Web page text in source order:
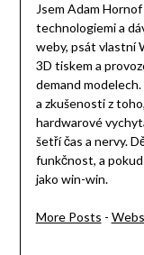
Jsem Adam
technologiemi a
weby, psát vlastní
3D tiskem a
demand
a zkušenosti z
hardwarové
šetří čas a nervy.
funkčnost, a
jako win-win.
More Posts -